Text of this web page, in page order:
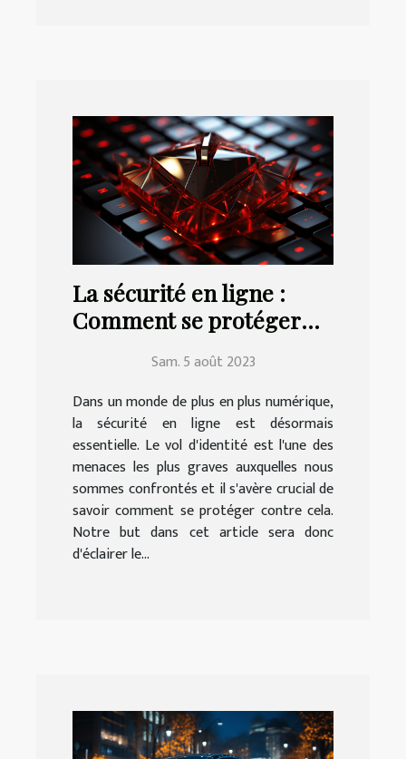
La sécurité en ligne :
Comment se protéger
Sam. 5 août 2023
Dans un monde de plus en plus numérique,
la sécurité en ligne est désormais
essentielle. Le vol d'identité est l'une des
menaces les plus graves auxquelles nous
sommes confrontés et il s'avère crucial de
savoir comment se protéger contre cela.
Notre but dans cet article sera donc
d'éclairer le...